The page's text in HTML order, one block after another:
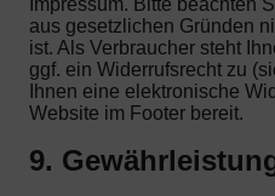
aus gesetzlichen Gründen
ist. Als Verbraucher steht
ggf. ein Widerrufsrecht zu
Ihnen eine elektronische
Website im Footer bereit.
9.